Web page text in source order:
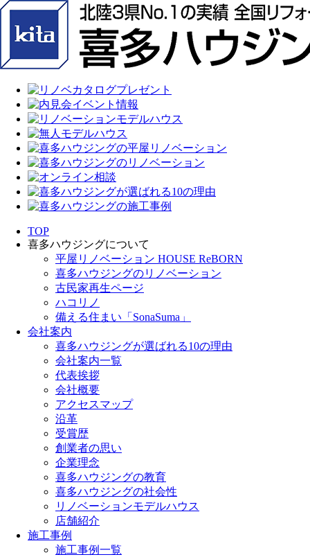
TOP
喜多ハウジングについて
平屋リノベーション HOUSE ReBORN
喜多ハウジングのリノベーション
古民家再生ページ
ハコリノ
備える住まい「SonaSuma」
会社案内
喜多ハウジングが選ばれる10の理由
会社案内一覧
代表挨拶
会社概要
アクセスマップ
沿革
受賞歴
創業者の思い
企業理念
喜多ハウジングの教育
喜多ハウジングの社会性
リノベーションモデルハウス
店舗紹介
施工事例
施工事例一覧